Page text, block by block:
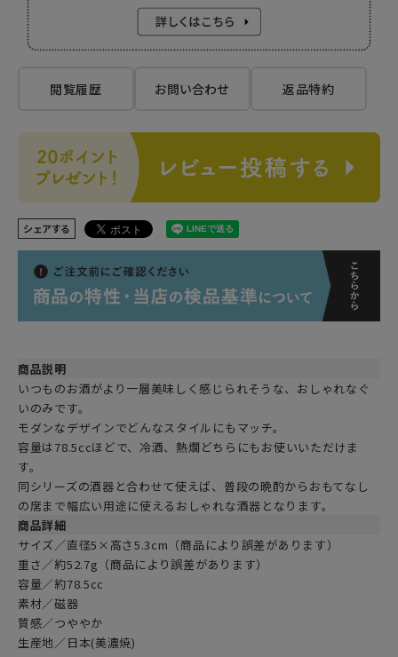
閲覧履歴 お問い合わせ 返品特約
シェアする
商品説明
いつものお酒がより一層美味しく感じられそうな、おしゃれなぐ
いのみです。
モダンなデザインでどんなスタイルにもマッチ。
容量は78.5ccほどで、冷酒、熱燗どちらにもお使いいただけま
す。
同シリーズの酒器と合わせて使えば、普段の晩酌からおもてなし
の席まで幅広い用途に使えるおしゃれな酒器となります。
商品詳細
サイズ／直径5×高さ5.3cm（商品により誤差があります）
重さ／約52.7g（商品により誤差があります）
容量／約78.5cc
素材／磁器
質感／つややか
生産地／日本(美濃焼)